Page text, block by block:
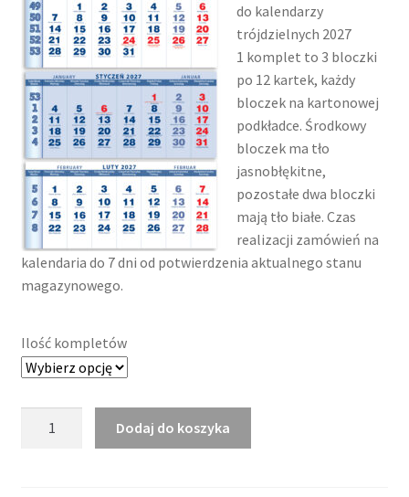
do kalendarzy
trójdzielnych 2027
1 komplet to 3 bloczki
po 12 kartek, każdy
bloczek na kartonowej
podkładce. Środkowy
bloczek ma tło
jasnobłękitne,
pozostałe dwa bloczki
mają tło białe. Czas
realizacji zamówień na
kalendaria do 7 dni od potwierdzenia aktualnego stanu
magazynowego.
Ilość kompletów
Dodaj do koszyka